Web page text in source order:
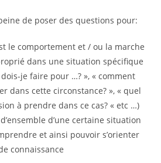
de poser des questions pour:
le comportement et / ou la marche
dans une situation spécifique
je faire pour …? », « comment
dans cette circonstance? », « quel
à prendre dans ce cas? « etc …)
d’une certaine situation
et ainsi pouvoir s’orienter
connaissance